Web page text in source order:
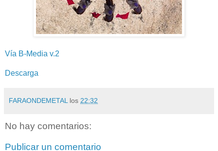
Vía B-Media v.2
Descarga
FARAONDEMETAL los 22:32
No hay comentarios:
Publicar un comentario